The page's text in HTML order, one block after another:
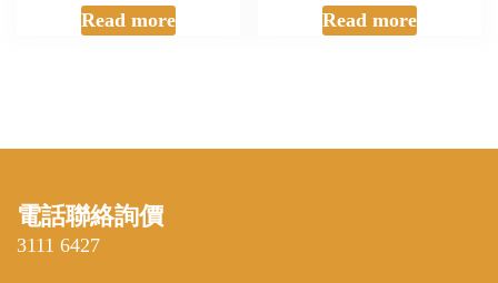
Read more Read more
電話聯絡詢價
3111 6427